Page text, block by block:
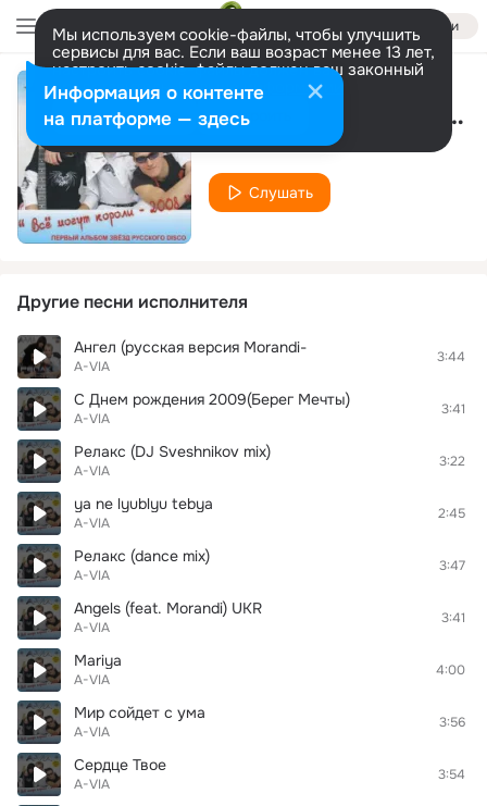
Войти
Мы используем cookie-файлы, чтобы улучшить
сервисы для вас. Если ваш возраст менее 13 лет,
настроить cookie-файлы должен ваш законный
представитель. Больше информации
Разрешить все Настроить Мир К Твоим Ногам (Валентинка
A-VIA
Слушать
Другие песни исполнителя
Ангел (русская версия Morandi-
A-VIA
3:44
С Днем рождения 2009(Берег Мечты)
A-VIA
3:41
Релакс (DJ Sveshnikov mix)
A-VIA
3:22
ya ne lyublyu tebya
A-VIA
2:45
Релакс (dance mix)
A-VIA
3:47
Angels (feat. Morandi) UKR
A-VIA
3:41
Mariya
A-VIA
4:00
Мир сойдет с ума
A-VIA
3:56
Сердце Твое
A-VIA
3:54
Информация о контенте
на платформе — здесь